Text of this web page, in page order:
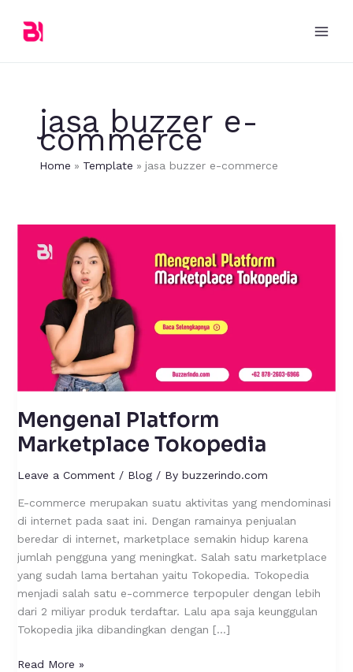
content
jasa buzzer e-
commerce
Home Template jasa buzzer e-commerce
Mengenal Platform
Marketplace Tokopedia
Leave a Comment / Blog/ By buzzerindo.com
E-commerce merupakan suatu aktivitas yang mendominasi
di internet pada saat ini. Dengan ramainya penjualan
beredar di internet, marketplace semakin hidup karena
jumlah pengguna yang meningkat. Salah satu marketplace
yang sudah lama bertahan yaitu Tokopedia. Tokopedia
menjadi salah satu e-commerce terpopuler dengan lebih
dari 2 miliyar produk terdaftar. Lalu apa saja keunggulan
Tokopedia jika dibandingkan dengan […]
Platform
Marketplace
Tokopedia
Read More »